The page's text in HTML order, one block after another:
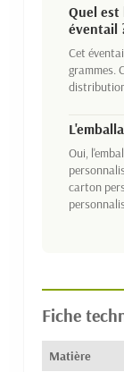
Quel est
éventail
Cet
grammes.
Oui,
carton
Fiche
Matière